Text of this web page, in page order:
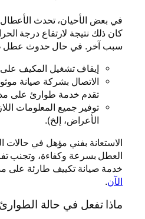
في بعض الأحيان، تحدث
كان ذلك نتيجة لارتفاع درجة
سبب آخر. في حال حدوث عطل
إيقاف تشغيل المكيف على
الاتصال بشركة صيانة
تقدم خدمة طوارئ على مدار 24
توفير جميع المعلومات
الأعراض، إلخ).
الاستعانة بفني مؤهل في
العطل بسرعة وكفاءة، وتجنب
خدمة صيانة تكييف طارئة على مدار 24
الآن.
ماذا تفعل في حالة